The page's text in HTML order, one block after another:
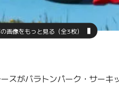
画像をもっと見る（全3枚）
バラトンパーク・サーキ